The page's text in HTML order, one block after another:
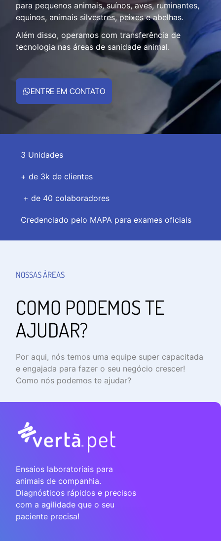
para pequenos animais, suínos, aves, ruminantes,
equinos, animais silvestres, peixes e abelhas.
Além disso, operamos com transferência de
tecnologia nas áreas de sanidade animal.
ENTRE EM CONTATO
3 Unidades
+ de 3k de clientes
+ de 40 colaboradores
Credenciado pelo MAPA para exames oficiais
NOSSAS ÁREAS
COMO PODEMOS TE
AJUDAR?
Por aqui, nós temos uma equipe super capacitada
e engajada para fazer o seu negócio crescer!
Como nós podemos te ajudar?
Ensaios laboratoriais para
animais de companhia.
Diagnósticos rápidos e precisos
com a agilidade que o seu
paciente precisa!